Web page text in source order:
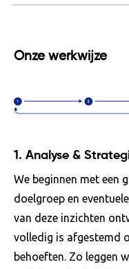
Onze werkwijze
1. Analyse &
We beginnen met een
doelgroep en
van deze inzichten
volledig is afgestemd
behoeften. Zo leggen